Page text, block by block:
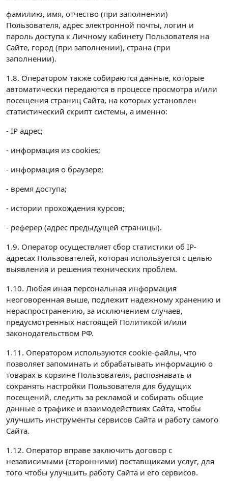
фамилию, имя, отчество (при заполнении)
Пользователя, адрес электронной почты, логин и
пароль доступа к Личному кабинету Пользователя на
Сайте, город (при заполнении), страна (при
заполнении).
1.8. Оператором также собираются данные, которые
автоматически передаются в процессе просмотра и/или
посещения страниц Сайта, на которых установлен
статистический скрипт системы, а именно:
- IP адрес;
- информация из cookies;
- информация о браузере;
- время доступа;
- истории прохождения курсов;
- реферер (адрес предыдущей страницы).
1.9. Оператор осуществляет сбор статистики об IP-
адресах Пользователей, которая используется с целью
выявления и решения технических проблем.
1.10. Любая иная персональная информация
неоговоренная выше, подлежит надежному хранению и
нераспространению, за исключением случаев,
предусмотренных настоящей Политикой и/или
законодательством РФ.
1.11. Оператором используются cookie-файлы, что
позволяет запоминать и обрабатывать информацию о
товарах в корзине Пользователя, распознавать и
сохранять настройки Пользователя для будущих
посещений, следить за рекламой и собирать общие
данные о трафике и взаимодействиях Сайта, чтобы
улучшить инструменты сервисов Сайта и работу самого
Сайта.
1.12. Оператор вправе заключить договор с
независимыми (сторонними) поставщиками услуг, для
того чтобы улучшить работу Сайта и его сервисов.